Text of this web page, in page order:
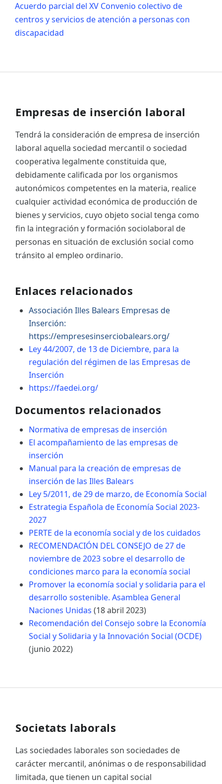
Acuerdo parcial del XV Convenio colectivo de
centros y servicios de atención a personas con
discapacidad
Empresas de inserción laboral
Tendrá la consideración de empresa de inserción
laboral aquella sociedad mercantil o sociedad
cooperativa legalmente constituida que,
debidamente calificada por los organismos
autonómicos competentes en la materia, realice
cualquier actividad económica de producción de
bienes y servicios, cuyo objeto social tenga como
fin la integración y formación sociolaboral de
personas en situación de exclusión social como
tránsito al empleo ordinario.
Enlaces relacionados
Associación Illes Balears Empresas de
Inserción:
https://empresesinserciobalears.org/
Ley 44/2007, de 13 de Diciembre, para la
regulación del régimen de las Empresas de
Inserción
https://faedei.org/
Documentos relacionados
Normativa de empresas de inserción
El acompañamiento de las empresas de
inserción
Manual para la creación de empresas de
inserción de las Illes Balears
Ley 5/2011, de 29 de marzo, de Economía Social
Estrategia Española de Economía Social 2023-
2027
PERTE de la economía social y de los cuidados
RECOMENDACIÓN DEL CONSEJO de 27 de
noviembre de 2023 sobre el desarrollo de
condiciones marco para la economía social
Promover la economía social y solidaria para el
desarrollo sostenible. Asamblea General
Naciones Unidas (18 abril 2023)
Recomendación del Consejo sobre la Economía
Social y Solidaria y la Innovación Social (OCDE)
(junio 2022)
Societats laborals
Las sociedades laborales son sociedades de
carácter mercantil, anónimas o de responsabilidad
limitada, que tienen un capital social